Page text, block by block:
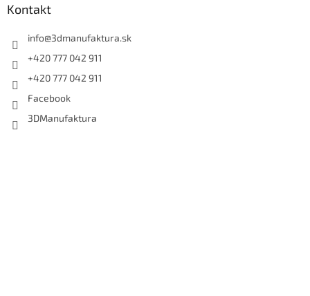
Kontakt
info@3dmanufaktura.sk
+420 777 042 911
+420 777 042 911
Facebook
3DManufaktura